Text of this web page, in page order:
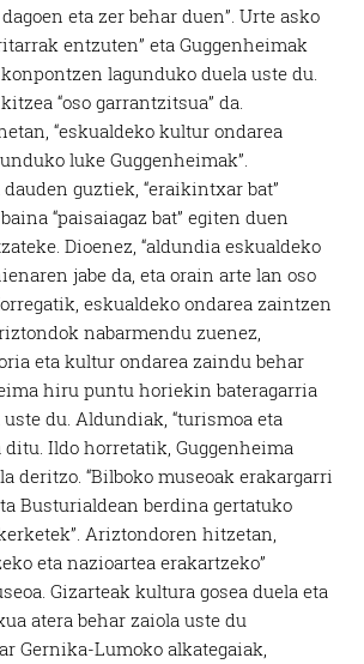
eta zer behar duen”. Urte asko
entzuten” eta Guggenheimak
konpontzen lagunduko duela uste du.
“oso garrantzitsua” da.
“eskualdeko kultur ondarea
luke Guggenheimak”.
guztiek, “eraikintxar bat”
“paisaiagaz bat” egiten duen
Dioenez, “aldundia eskualdeko
jabe da, eta orain arte lan oso
eskualdeko ondarea zaintzen
nabarmendu zuenez,
eta kultur ondarea zaindu behar
hiru puntu horiekin bateragarria
du. Aldundiak, “turismoa eta
ditu. Ildo horretatik, Guggenheima
deritzo. “Bilboko museoak erakargarri
Busturialdean berdina gertatuko
Ariztondoren hitzetan,
eta nazioartea erakartzeko”
Gizarteak kultura gosea duela eta
atera behar zaiola uste du
Gernika-Lumoko alkategaiak,